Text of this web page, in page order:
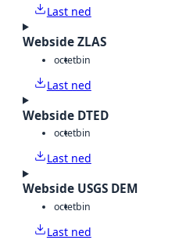
Last ned
Webside ZLAS
octetbin
Last ned
Webside DTED
octetbin
Last ned
Webside USGS DEM
octetbin
Last ned